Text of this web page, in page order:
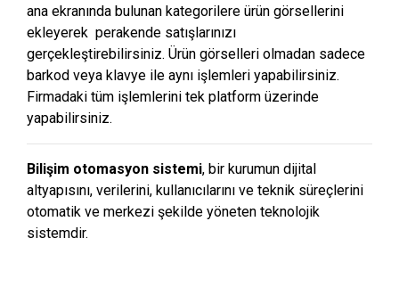
ana ekranında bulunan kategorilere ürün görsellerini
ekleyerek perakende satışlarınızı
gerçekleştirebilirsiniz. Ürün görselleri olmadan sadece
barkod veya klavye ile aynı işlemleri yapabilirsiniz.
Firmadaki tüm işlemlerini tek platform üzerinde
yapabilirsiniz.
Bilişim otomasyon sistemi, bir kurumun dijital
altyapısını, verilerini, kullanıcılarını ve teknik süreçlerini
otomatik ve merkezi şekilde yöneten teknolojik
sistemdir.